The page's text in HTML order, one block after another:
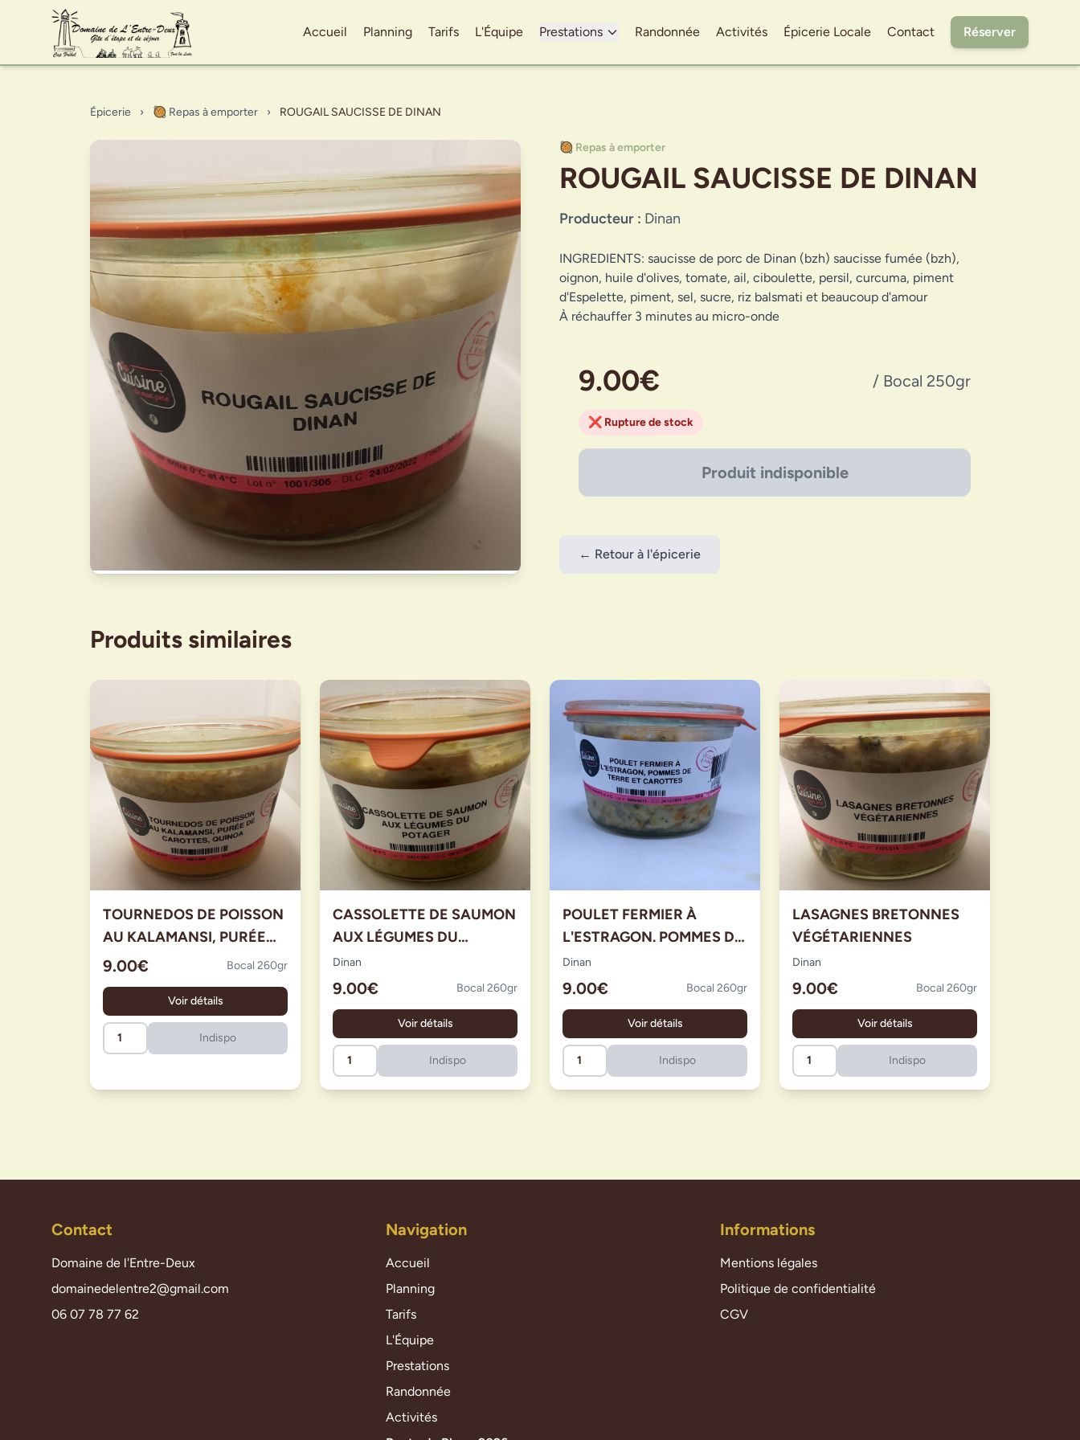
Accueil Planning Tarifs L'Équipe Prestations Randonnée Activités Épicerie Locale Contact Réserver
Épicerie › 🥘 Repas à emporter › ROUGAIL SAUCISSE DE DINAN
🥘 Repas à emporter
ROUGAIL SAUCISSE DE DINAN
Producteur : Dinan
INGREDIENTS: saucisse de porc de Dinan (bzh) saucisse fumée (bzh),
oignon, huile d'olives, tomate, ail, ciboulette, persil, curcuma, piment
d'Espelette, piment, sel, sucre, riz balsmati et beaucoup d'amour
À réchauffer 3 minutes au micro-onde
9.00€ / Bocal 250gr
❌ Rupture de stock
Produit indisponible
← Retour à l'épicerie
Produits similaires
TOURNEDOS DE POISSON
AU KALAMANSI, PURÉE
DE CAROTTES, QUINOA
9.00€ Bocal 260gr
Voir détails
Indispo
CASSOLETTE DE SAUMON
AUX LÉGUMES DU
POTAGER
Dinan
9.00€ Bocal 260gr
Voir détails
Indispo
POULET FERMIER À
L'ESTRAGON. POMMES DE
TERRE ET CAROTTES
Dinan
9.00€ Bocal 260gr
Voir détails
Indispo
LASAGNES BRETONNES
VÉGÉTARIENNES
Dinan
9.00€ Bocal 260gr
Voir détails
Indispo
Contact
Domaine de l'Entre-Deux
domainedelentre2@gmail.com
06 07 78 77 62
Navigation
Accueil
Planning
Tarifs
L'Équipe
Prestations
Randonnée
Activités
Informations
Mentions légales
Politique de confidentialité
CGV